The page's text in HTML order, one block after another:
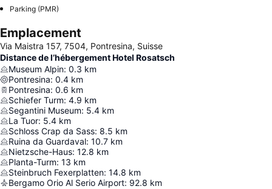
Parking (PMR)
Emplacement
Via Maistra 157, 7504, Pontresina, Suisse
Distance de l’hébergement Hotel Rosatsch
Museum Alpin: 0.3 km
Pontresina: 0.4 km
Pontresina: 0.6 km
Schiefer Turm: 4.9 km
Segantini Museum: 5.4 km
La Tuor: 5.4 km
Schloss Crap da Sass: 8.5 km
Ruina da Guardaval: 10.7 km
Nietzsche-Haus: 12.8 km
Planta-Turm: 13 km
Steinbruch Fexerplatten: 14.8 km
Bergamo Orio Al Serio Airport: 92.8 km